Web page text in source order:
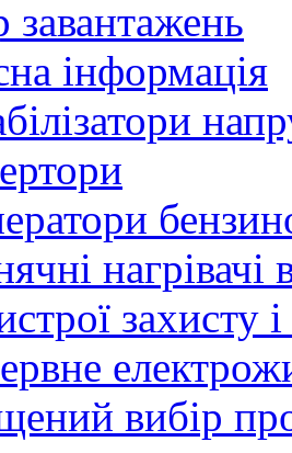
завантажень
інформація
нагрівачі
захисту і
вибір